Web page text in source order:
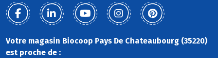
Votre magasin Biocoop Pays De Chateaubourg (35220)
est proche de :